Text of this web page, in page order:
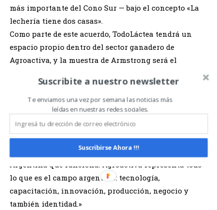
más importante del Cono Sur — bajo el concepto «La
lechería tiene dos casas».
Como parte de este acuerdo, TodoLáctea tendrá un
espacio propio dentro del sector ganadero de
Agroactiva, y la muestra de Armstrong será el
2027. El Grupo TodoAgro acompañará además como
media partner, amplificando el alcance de ambas
propuestas hacia el sector lácteo.
La directora general de Agroactiva, Rosana Nardi, fue
contundente al explicar el significado de esta
alianza: «Esta comunidad representa el ADN de la
Argentina que funciona. Agroactiva representa todo
lo que es el campo argentino: tecnología,
capacitación, innovación, producción, negocio y
también identidad.»
Suscribite a nuestro newsletter
Te enviamos una vez por semana las noticias más
leídas en nuestras redes sociales.
Suscribirse Ahora !!!